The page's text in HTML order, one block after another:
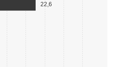
22,6